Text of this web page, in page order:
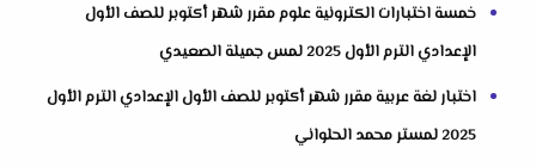
خمسة اختبارات الكترونية علوم مقرر شهر أكتوبر للصف الأول
الإعدادي الترم الأول 2025 لمس جميلة الصعيدي
اختبار لغة عربية مقرر شهر أكتوبر للصف الأول الإعدادي الترم الأول
2025 لمستر محمد الحلواني